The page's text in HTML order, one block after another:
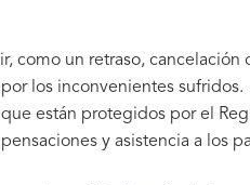
como un retraso,
los inconvenientes sufridos.
están protegidos por el
y asistencia a los